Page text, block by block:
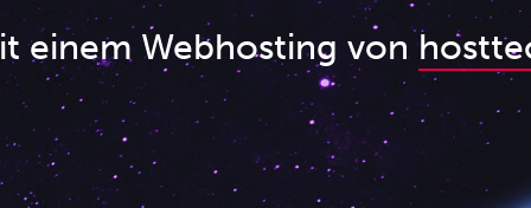
einem Webhosting von